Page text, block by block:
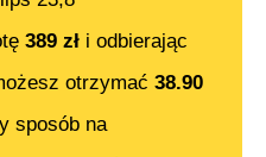
389 zł i odbierając
otrzymać 38.90
sposób na